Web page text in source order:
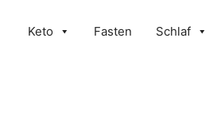
Keto Fasten Schlaf